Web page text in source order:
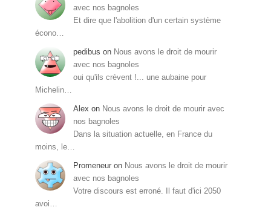
avec nos bagnoles
Et dire que l'abolition d'un certain système
écono…
pedibus on Nous avons le droit de mourir
avec nos bagnoles
oui qu'ils crèvent !... une aubaine pour
Michelin…
Alex on Nous avons le droit de mourir avec
nos bagnoles
Dans la situation actuelle, en France du
moins, le…
Promeneur on Nous avons le droit de mourir
avec nos bagnoles
Votre discours est erroné. Il faut d'ici 2050
avoi…